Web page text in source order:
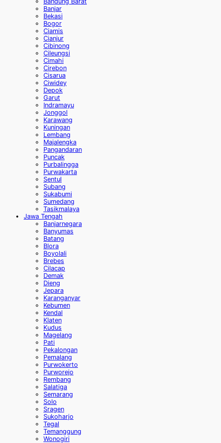
Banjar
Bekasi
Bogor
Ciamis
Cianjur
Cibinong
Cileungsi
Cimahi
Cirebon
Cisarua
Ciwidey
Depok
Garut
Indramayu
Jonggol
Karawang
Kuningan
Lembang
Majalengka
Pangandaran
Puncak
Purbalingga
Purwakarta
Sentul
Subang
Sukabumi
Sumedang
Tasikmalaya
Jawa Tengah
Banjarnegara
Banyumas
Batang
Blora
Boyolali
Brebes
Cilacap
Demak
Dieng
Jepara
Karanganyar
Kebumen
Kendal
Klaten
Kudus
Magelang
Pati
Pekalongan
Pemalang
Purwokerto
Purworejo
Rembang
Salatiga
Semarang
Solo
Sragen
Sukoharjo
Tegal
Temanggung
Wonogiri